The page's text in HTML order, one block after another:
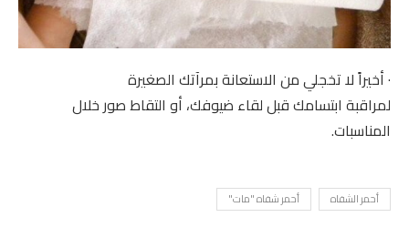
· أخيراً لا تخجلي من الاستعانة بمرآتك الصغيرة
لمراقبة ابتسامك قبل لقاء ضيوفك، أو التقاط صور خلال
المناسبات.
أحمر الشفاه أحمر شفاه "مات"